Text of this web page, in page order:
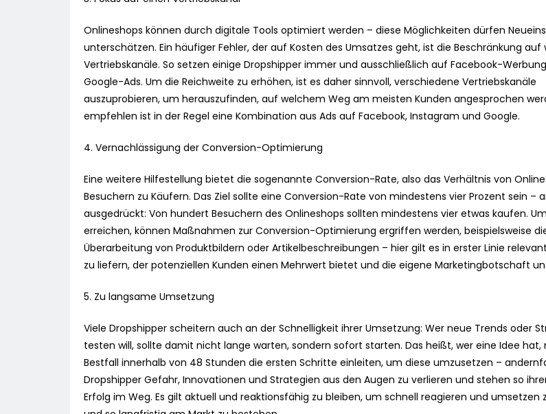
Onlineshops können durch digitale Tools optimiert werden – diese Möglichkeiten dürfen
unterschätzen. Ein häufiger Fehler, der auf Kosten des Umsatzes geht, ist die Beschränkung auf
Vertriebskanäle. So setzen einige Dropshipper immer und ausschließlich auf Facebook-
Google-Ads. Um die Reichweite zu erhöhen, ist es daher sinnvoll, verschiedene Vertriebskanäle
auszuprobieren, um herauszufinden, auf welchem Weg am meisten Kunden angesprochen
empfehlen ist in der Regel eine Kombination aus Ads auf Facebook, Instagram und Google.
4. Vernachlässigung der Conversion-Optimierung
Eine weitere Hilfestellung bietet die sogenannte Conversion-Rate, also das Verhältnis von
Besuchern zu Käufern. Das Ziel sollte eine Conversion-Rate von mindestens vier Prozent sein –
ausgedrückt: Von hundert Besuchern des Onlineshops sollten mindestens vier etwas kaufen.
erreichen, können Maßnahmen zur Conversion-Optimierung ergriffen werden, beispielsweise
Überarbeitung von Produktbildern oder Artikelbeschreibungen – hier gilt es in erster Linie
zu liefern, der potenziellen Kunden einen Mehrwert bietet und die eigene Marketingbotschaft
5. Zu langsame Umsetzung
Viele Dropshipper scheitern auch an der Schnelligkeit ihrer Umsetzung: Wer neue Trends oder
testen will, sollte damit nicht lange warten, sondern sofort starten. Das heißt, wer eine Idee hat,
Bestfall innerhalb von 48 Stunden die ersten Schritte einleiten, um diese umzusetzen –
Dropshipper Gefahr, Innovationen und Strategien aus den Augen zu verlieren und stehen so
Erfolg im Weg. Es gilt aktuell und reaktionsfähig zu bleiben, um schnell reagieren und umsetzen